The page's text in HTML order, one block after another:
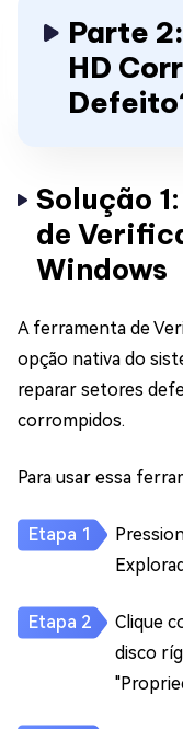
Parte
HD
Solução
de
Windows
A ferramenta de
opção nativa do
reparar setores
corrompidos.
Para usar essa
Clique
disco